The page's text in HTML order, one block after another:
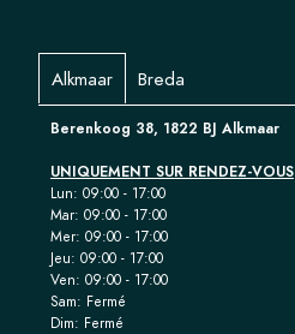
Alkmaar Breda
Berenkoog 38, 1822 BJ Alkmaar
UNIQUEMENT SUR RENDEZ-VOUS
Lun: 09:00 - 17:00
Mar: 09:00 - 17:00
Mer: 09:00 - 17:00
Jeu: 09:00 - 17:00
Ven: 09:00 - 17:00
Sam: Fermé
Dim: Fermé